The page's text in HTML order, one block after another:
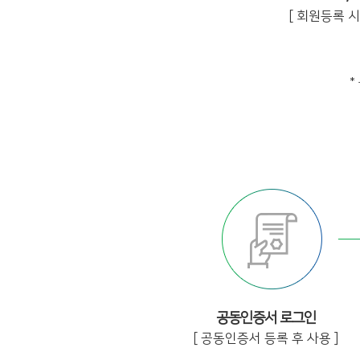
[ 회원등록
*
공동인증서 로그인
[ 공동인증서 등록 후 사용 ]